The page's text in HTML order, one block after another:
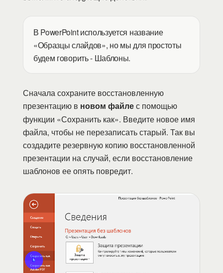
В PowerPoint используется название
«Образцы слайдов», но мы для простоты
будем говорить - Шаблоны.
Сначала сохраните восстановленную
презентацию в новом файлес помощью
функции «Сохранить как». Введите новое имя
файла, чтобы не перезаписать старый. Так вы
создадите резервную копию восстановленной
презентации на случай, если восстановление
шаблонов ее опять повредит.